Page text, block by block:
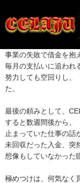
事業の失敗で借金を抱
毎月の支払いに追われ
努力しても空回りし、
た。
最後の頼みとして、
すると数週間後から、
止まっていた仕事の話
未回収だった入金、突
想像もしていなかった
極めつけは、何気なく